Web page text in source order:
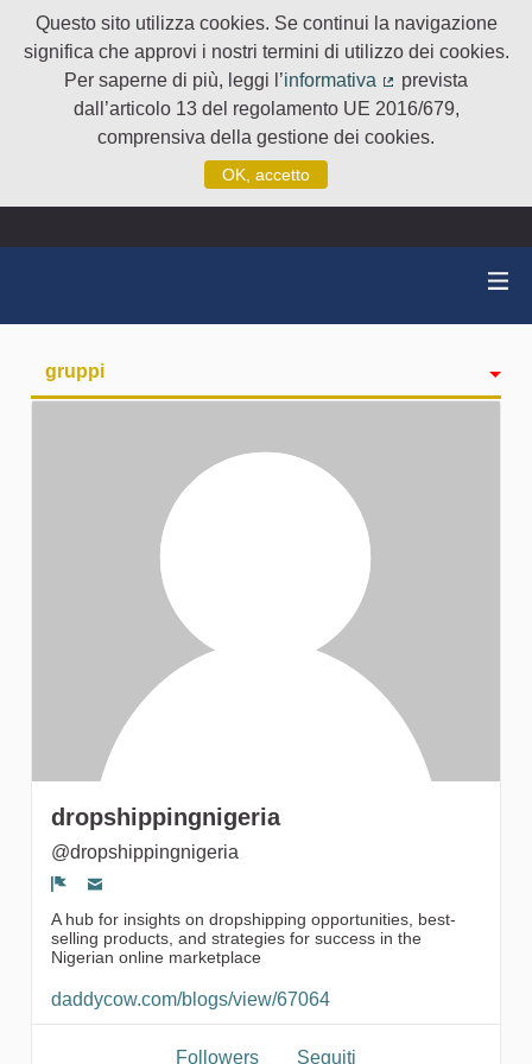
Questo sito utilizza cookies. Se continui la navigazione
significa che approvi i nostri termini di utilizzo dei cookies.
Per saperne di più, leggi l’informativa
(Collegamento
prevista
dall’articolo 13 del regolamento UE 2016/679,
comprensiva della gestione dei cookies.
OK, accetto
gruppi
dropshippingnigeria
@dropshippingnigeria
Segnala un problema
A hub for insights on dropshipping opportunities, best-
selling products, and strategies for success in the
Nigerian online marketplace
daddycow.com/blogs/view/67064
Followers Seguiti